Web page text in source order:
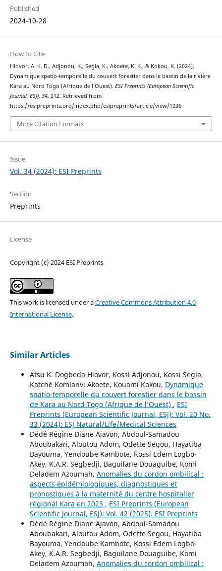
Published
2024-10-28
How to Cite
Hlovor, A. K. D., Adjonou, K., Segla, K., Akoete, K. K., & Kokou, K. (2024).
Dynamique spatio-temporelle du couvert forestier dans le bassin de la rivière
Kara au Nord Togo (Afrique de l’Ouest). ESI Preprints (European Scientific
Journal, ESJ), 34, 312. Retrieved from
https://esipreprints.org/index.php/esipreprints/article/view/1336
More Citation Formats
Issue
Vol. 34 (2024): ESI Preprints
Section
Preprints
License
Copyright (c) 2024 ESI Preprints
This work is licensed under aCreative Commons Attribution 4.0
International License.
Similar Articles
Atsu K. Dogbeda Hlovor, Kossi Adjonou, Kossi Segla,
Katché Komlanvi Akoete, Kouami Kokou, Dynamique
spatio-temporelle du couvert forestier dans le bassin
de Kara au Nord Togo (Afrique de l’Ouest) , ESI
Preprints (European Scientific Journal, ESJ): Vol. 20 No.
33 (2024): ESJ Natural/Life/Medical Sciences
Dédé Régine Diane Ajavon, Abdoul-Samadou
Aboubakari, Aloutou Adom, Odette Segou, Hayatiba
Bayouma, Yendoube Kambote, Kossi Edem Logbo-
Akey, K.A.R. Segbedji, Baguilane Douaguibe, Komi
Deladem Azoumah, Anomalies du cordon ombilical :
aspects épidémiologiques, diagnostiques et
pronostiques à la maternité du centre hospitalier
régional Kara en 2023 , ESI Preprints (European
Scientific Journal, ESJ): Vol. 42 (2025): ESI Preprints
Dédé Régine Diane Ajavon, Abdoul-Samadou
Aboubakari, Aloutou Adom, Odette Segou, Hayatiba
Bayouma, Yendoube Kambote, Kossi Edem Logbo-
Akey, K.A.R. Segbedji, Baguilane Douaguibe, Komi
Deladem Azoumah, Anomalies du cordon ombilical :